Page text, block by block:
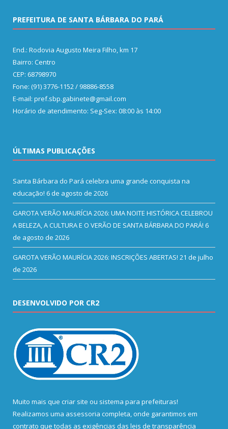
PREFEITURA DE SANTA BÁRBARA DO PARÁ
End.: Rodovia Augusto Meira Filho, km 17
Bairro: Centro
CEP: 68798970
Fone: (91) 3776-1152 / 98886-8558
E-mail: pref.sbp.gabinete@gmail.com
Horário de atendimento: Seg-Sex: 08:00 às 14:00
ÚLTIMAS PUBLICAÇÕES
Santa Bárbara do Pará celebra uma grande conquista na
educação! 6 de agosto de 2026
GAROTA VERÃO MAURÍCIA 2026: UMA NOITE HISTÓRICA CELEBROU
A BELEZA, A CULTURA E O VERÃO DE SANTA BÁRBARA DO PARÁ! 6
de agosto de 2026
GAROTA VERÃO MAURÍCIA 2026: INSCRIÇÕES ABERTAS! 21 de julho
de 2026
DESENVOLVIDO POR CR2
Muito mais que criar site ou sistema para prefeituras!
Realizamos uma assessoria completa, onde garantimos em
contrato que todas as exigências das leis de transparência